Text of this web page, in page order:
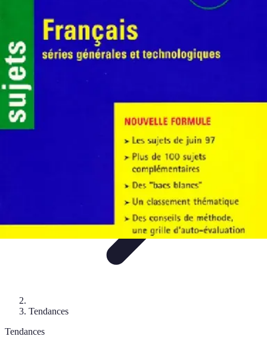
Compréhension de l'accessibilité Accessibilité
Mode Accessible
Shopping Accessible
Tendances
Tendances